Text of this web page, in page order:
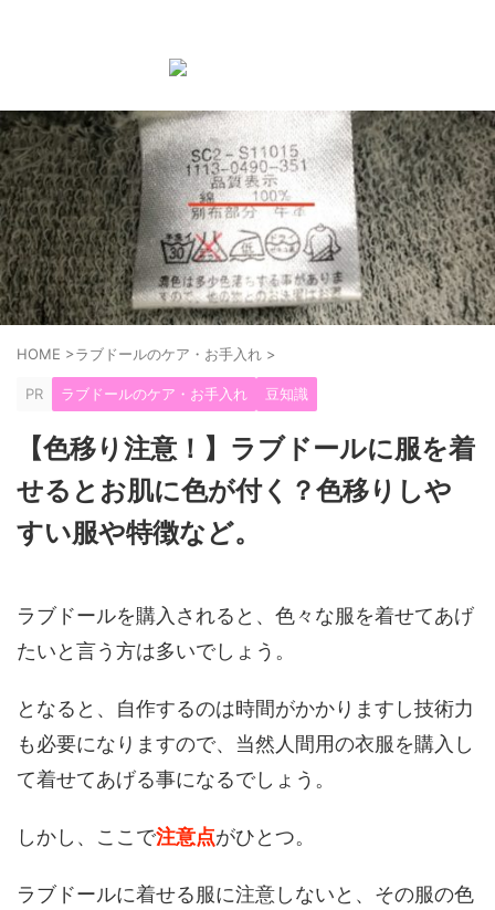
HOME >ラブドールのケア・お手入れ >
PR ラブドールのケア・お手入れ 豆知識
【色移り注意！】ラブドールに服を着
せるとお肌に色が付く？色移りしや
すい服や特徴など。
ラブドールを購入されると、色々な服を着せてあげ
たいと言う方は多いでしょう。
となると、自作するのは時間がかかりますし技術力
も必要になりますので、当然人間用の衣服を購入し
て着せてあげる事になるでしょう。
しかし、ここで注意点がひとつ。
ラブドールに着せる服に注意しないと、その服の色